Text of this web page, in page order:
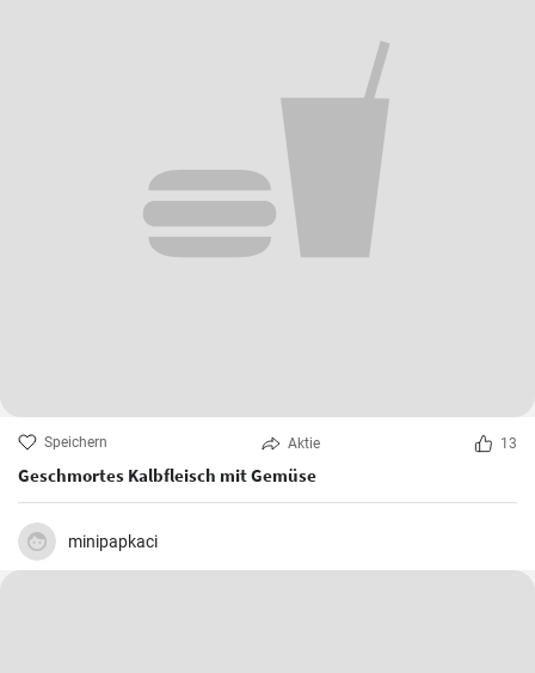
Speichern Aktie 13
Geschmortes Kalbfleisch mit Gemüse
minipapkaci